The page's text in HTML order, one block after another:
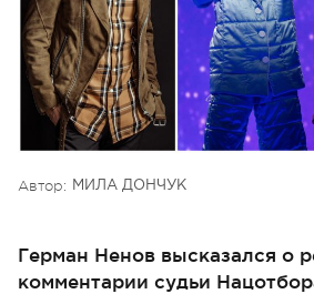
Автор: МИЛА ДОНЧУК
Герман Ненов высказался о
комментарии судьи